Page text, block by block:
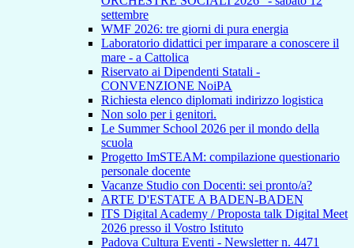
settembre
WMF 2026: tre giorni di pura energia
Laboratorio didattici per imparare a conoscere il
mare - a Cattolica
Riservato ai Dipendenti Statali -
CONVENZIONE NoiPA
Richiesta elenco diplomati indirizzo logistica
Non solo per i genitori.
Le Summer School 2026 per il mondo della
scuola
Progetto ImSTEAM: compilazione questionario
personale docente
Vacanze Studio con Docenti: sei pronto/a?
ARTE D'ESTATE A BADEN-BADEN
ITS Digital Academy / Proposta talk Digital Meet
2026 presso il Vostro Istituto
Padova Cultura Eventi - Newsletter n. 4471